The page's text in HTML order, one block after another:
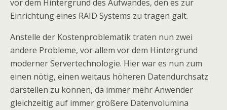
vor dem Hintergrund des Aufwandes, den es zur
Einrichtung eines RAID Systems zu tragen galt.
Anstelle der Kostenproblematik traten nun zwei
andere Probleme, vor allem vor dem Hintergrund
moderner Servertechnologie. Hier war es nun zum
einen nötig, einen weitaus höheren Datendurchsatz
darstellen zu können, da immer mehr Anwender
gleichzeitig auf immer größere Datenvolumina